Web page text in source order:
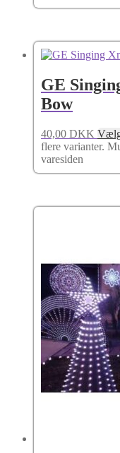
GE
Bow
40,00 DKK
flere varianter.
varesiden